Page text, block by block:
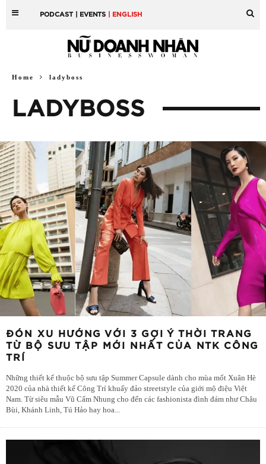
PODCAST | EVENTS | ENGLISH
Home ladyboss
LADYBOSS
ĐÓN XU HƯỚNG VỚI 3 GỢI Ý THỜI TRANG
TỪ BỘ SƯU TẬP MỚI NHẤT CỦA NTK CÔNG
TRÍ
Những thiết kế thuộc bộ sưu tập Summer Capsule dành cho mùa mốt Xuân Hè
2020 của nhà thiết kế Công Trí khuấy đảo streetstyle của giới mộ điệu Việt
Nam. Từ siêu mẫu Vũ Cẩm Nhung cho đến các fashionista đình đám như Châu
Bùi, Khánh Linh, Tú Hảo hay hoa...